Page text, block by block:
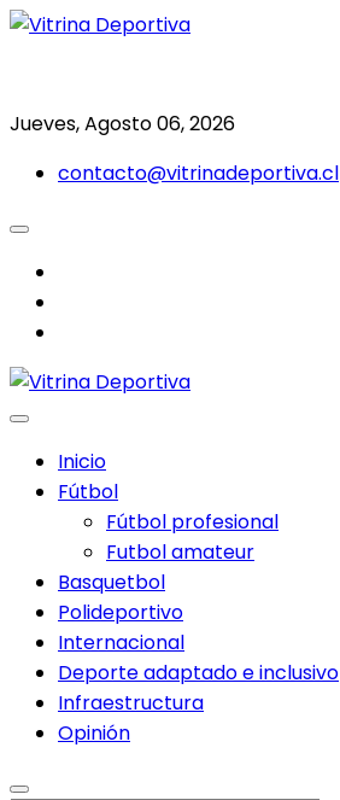
Saltar
Jueves, Agosto 06, 2026
contacto@vitrinadeportiva.cl
Inicio
Fútbol
Fútbol profesional
Futbol amateur
Basquetbol
Polideportivo
Internacional
Deporte adaptado e inclusivo
Infraestructura
Opinión